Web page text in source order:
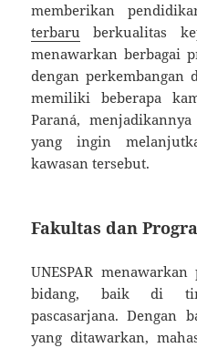
memberikan
terbaru berkualitas
menawarkan berbagai
dengan
memiliki beberapa
Paraná,
yang ingin
kawasan tersebut.
Fakultas dan
UNESPAR
bidang, baik di
pascasarjana. Dengan
yang ditawarkan,